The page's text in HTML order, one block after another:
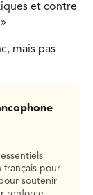
et contre
mais pas
français pour
soutenir